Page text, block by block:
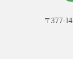
〒377-